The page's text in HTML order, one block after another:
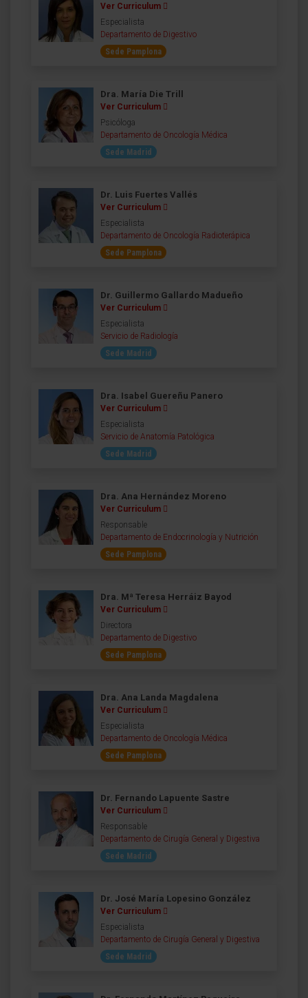
Ver Curriculum
Especialista
Departamento de Digestivo
Sede Pamplona
Dra. María Die Trill
Ver Curriculum
Psicóloga
Departamento de Oncología Médica
Sede Madrid
Dr. Luis Fuertes Vallés
Ver Curriculum
Especialista
Departamento de Oncología Radioterápica
Sede Pamplona
Dr. Guillermo Gallardo Madueño
Ver Curriculum
Especialista
Servicio de Radiología
Sede Madrid
Dra. Isabel Guereñu Panero
Ver Curriculum
Especialista
Servicio de Anatomía Patológica
Sede Madrid
Dra. Ana Hernández Moreno
Ver Curriculum
Responsable
Departamento de Endocrinología y Nutrición
Sede Pamplona
Dra. Mª Teresa Herráiz Bayod
Ver Curriculum
Directora
Departamento de Digestivo
Sede Pamplona
Dra. Ana Landa Magdalena
Ver Curriculum
Especialista
Departamento de Oncología Médica
Sede Pamplona
Dr. Fernando Lapuente Sastre
Ver Curriculum
Responsable
Departamento de Cirugía General y Digestiva
Sede Madrid
Dr. José María Lopesino González
Ver Curriculum
Especialista
Departamento de Cirugía General y Digestiva
Sede Madrid